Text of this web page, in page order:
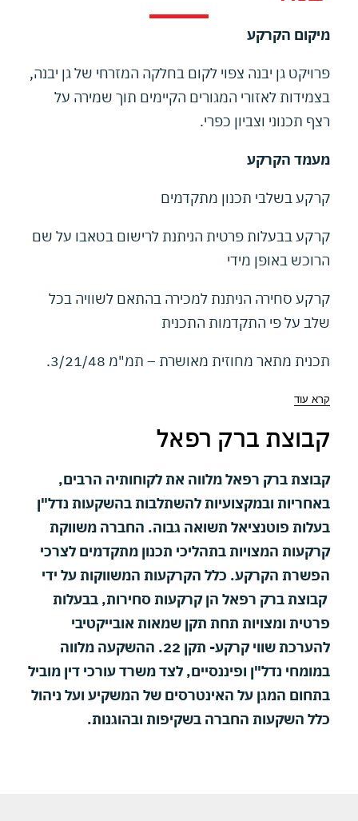
מיקום הקרקע
פרויקט גן יבנה צפוי לקום בחלקה המזרחי של גן יבנה,
בצמידות לאזורי המגורים הקיימים תוך שמירה על
רצף תכנוני וצביון כפרי.
מעמד הקרקע
קרקע בשלבי תכנון מתקדמים
קרקע בבעלות פרטית הניתנת לרישום בטאבו על שם
הרוכש באופן מידי
קרקע סחירה הניתנת למכירה בהתאם לשוויה בכל
שלב על פי התקדמות התכנית
תכנית מתאר מחוזית מאושרת – תמ"מ 3/21/48.
קרא עוד
קבוצת ברק רפאל
קבוצת ברק רפאל מלווה את לקוחותיה הרבים,
באחריות ובמקצועיות להשתלבות בהשקעות נדל"ן
בעלות פוטנציאל תשואה גבוה. החברה משווקת
קרקעות המצויות בתהליכי תכנון מתקדמים לצרכי
הפשרת הקרקע. כלל הקרקעות המשווקות על ידי
קבוצת ברק רפאל הן קרקעות סחירות, בבעלות
פרטית ומצויות תחת תקן שמאות אובייקטיבי
להערכת שווי קרקע- תקן 22.
ההשקעה מלווה
במומחי נדל"ן ופיננסיים, לצד משרד עורכי דין מוביל
בתחום המגן על האינטרסים של המשקיע ועל ניהול
כלל השקעות החברה בשקיפות ובהוגנות.